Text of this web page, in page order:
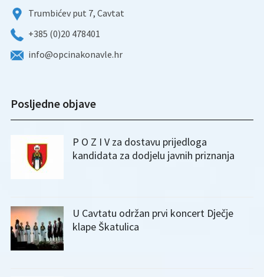
Trumbićev put 7, Cavtat
+385 (0)20 478401
info@opcinakonavle.hr
Posljedne objave
P O Z I V za dostavu prijedloga
kandidata za dodjelu javnih priznanja
U Cavtatu održan prvi koncert Dječje
klape Škatulica